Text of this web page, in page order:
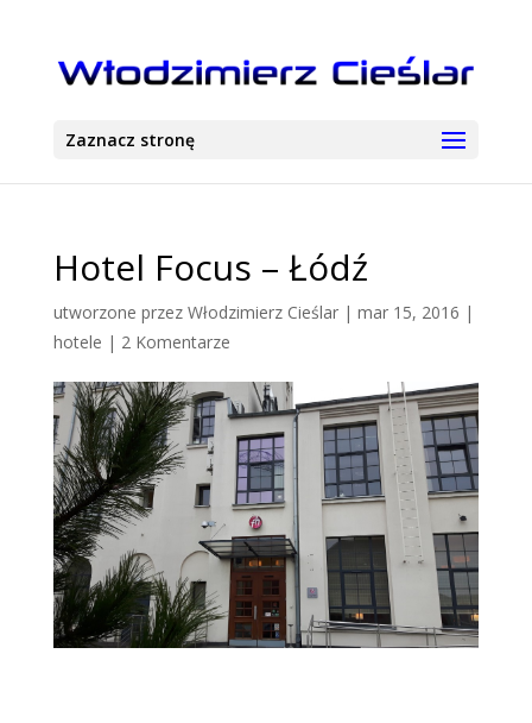
Zaznacz stronę
Hotel Focus – Łódź
utworzone przez Włodzimierz Cieślar| mar 15, 2016 |
hotele | 2 Komentarze